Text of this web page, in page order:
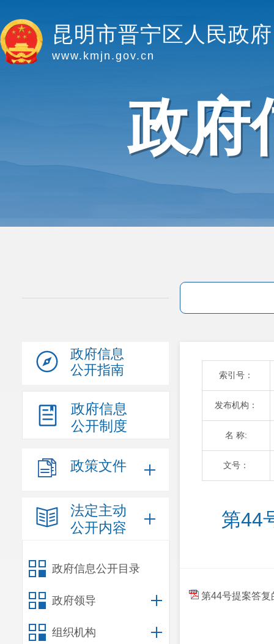
昆明市晋宁区人民政府
www.kmjn.gov.cn
政府
政府信息
公开指南
政府信息
公开制度
政策文件
法定主动
公开内容
政府信息公开目录
政府领导
组织机构
索引号：
发布机构：
名 称:
文号：
第44
第44号提案答复